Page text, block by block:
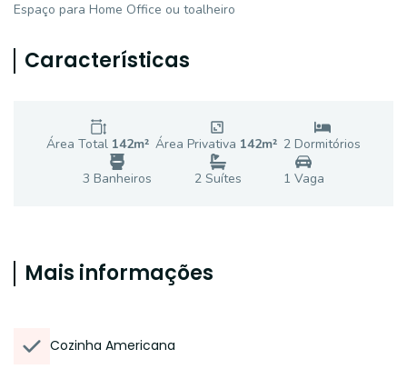
Espaço para Home Office ou toalheiro
Características
Área Total 142m² Área Privativa 142m² 2 Dormitórios
3 Banheiros 2Suítes 1 Vaga
Mais informações
Cozinha Americana